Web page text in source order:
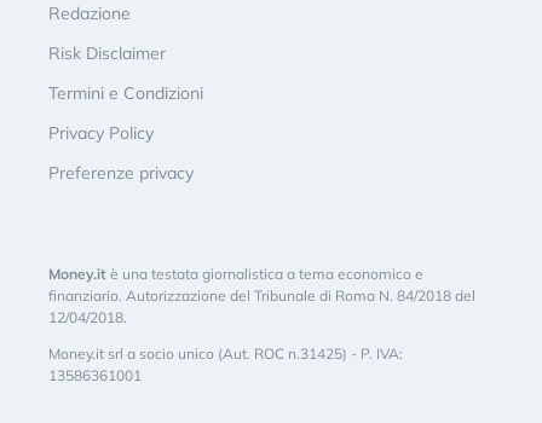
Redazione
Risk Disclaimer
Termini e Condizioni
Privacy Policy
Preferenze privacy
Money.it è una testata giornalistica a tema economico e
finanziario. Autorizzazione del Tribunale di Roma N. 84/2018 del
12/04/2018.
Money.it srl a socio unico (Aut. ROC n.31425) - P. IVA:
13586361001